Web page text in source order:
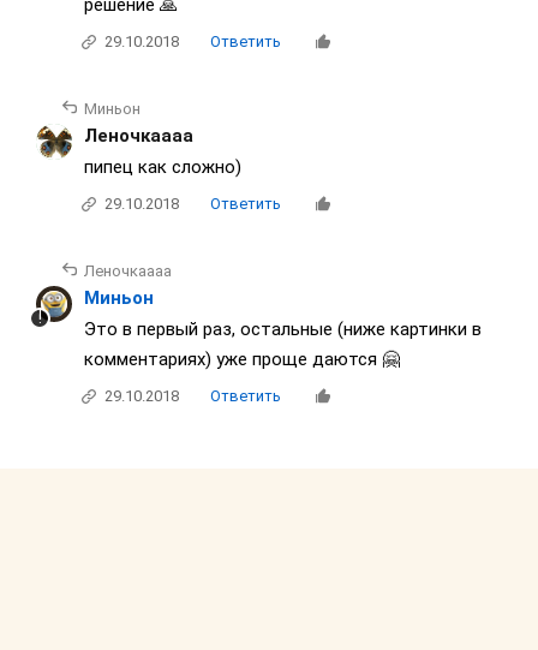
решение 🙏
29.10.2018 Ответить
Миньон
Леночкаааа
пипец как сложно)
29.10.2018 Ответить
Леночкаааа
Миньон
Это в первый раз, остальные (ниже картинки в
комментариях) уже проще даются 🤗
29.10.2018 Ответить